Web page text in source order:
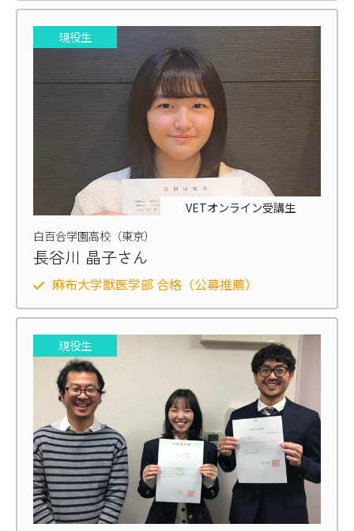
現役生
VETオンライン受講生
白百合学園高校（東京）
長谷川 晶子さん
麻布大学獣医学部 合格（公募推薦）
現役生